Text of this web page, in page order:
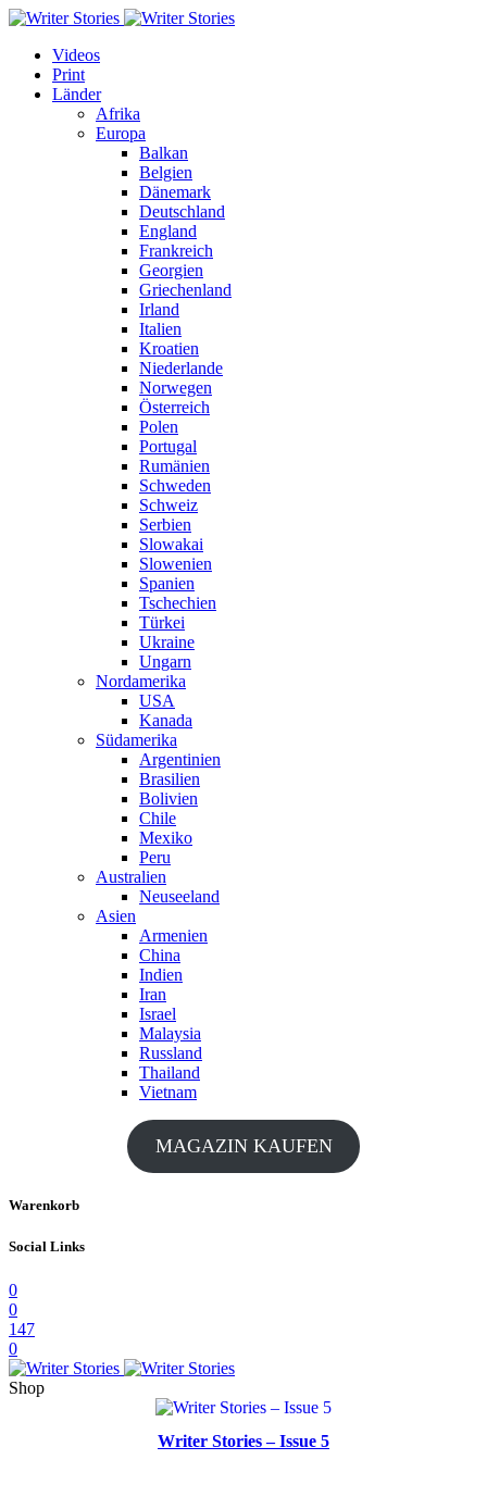
Videos
Print
Länder
Afrika
Europa
Balkan
Belgien
Dänemark
Deutschland
England
Frankreich
Georgien
Griechenland
Irland
Italien
Kroatien
Niederlande
Norwegen
Österreich
Polen
Portugal
Rumänien
Schweden
Schweiz
Serbien
Slowakai
Slowenien
Spanien
Tschechien
Türkei
Ukraine
Ungarn
Nordamerika
USA
Kanada
Südamerika
Argentinien
Brasilien
Bolivien
Chile
Mexiko
Peru
Australien
Neuseeland
Asien
Armenien
China
Indien
Iran
Israel
Malaysia
Russland
Thailand
Vietnam
MAGAZIN KAUFEN
Warenkorb
Social Links
0
0
147
0
Shop
Writer Stories – Issue 5